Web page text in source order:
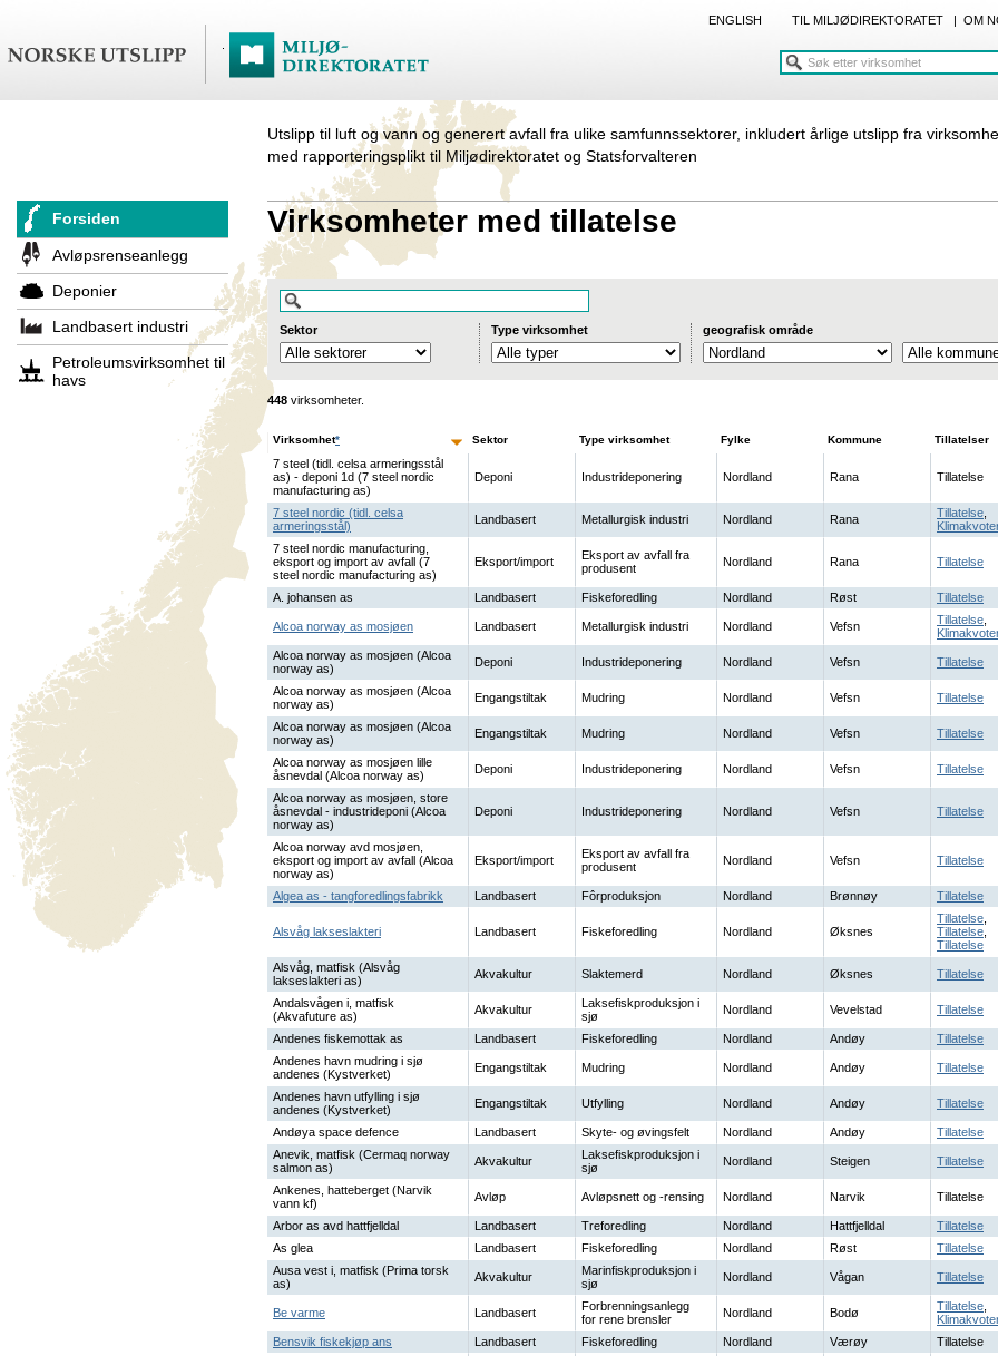
ENGLISH TIL MILJØDIREKTORATET | OM
Utslipp til luft og vann og generert avfall fra ulike samfunnssektorer, inkludert årlige utslipp fra
med rapporteringsplikt til Miljødirektoratet og Statsforvalteren
Forsiden
Avløpsrenseanlegg
Deponier
Landbasert industri
Petroleumsvirksomhet til
havs
Virksomheter med tillatelse
Sektor Type virksomhet geografisk område
448 virksomheter.
Virksomhet* Sektor Type virksomhet Fylke Kommune Tillatelser
7 steel (tidl. celsa armeringsstål
as) - deponi 1d (7 steel nordic
manufacturing as)
Deponi Industrideponering Nordland Rana Tillatelse
7 steel nordic (tidl. celsa
armeringsstål)
Landbasert Metallurgisk industri Nordland Rana Tillatelse
7 steel nordic manufacturing,
eksport og import av avfall (7
steel nordic manufacturing as)
Eksport/import
Eksport av avfall fra
produsent
Nordland Rana Tillatelse
A. johansen as Landbasert Fiskeforedling Nordland Røst Tillatelse
Alcoa norway as mosjøen Landbasert Metallurgisk industri Nordland Vefsn Tillatelse
Alcoa norway as mosjøen (Alcoa
norway as)
Deponi Industrideponering Nordland Vefsn Tillatelse
Alcoa norway as mosjøen (Alcoa
norway as)
Engangstiltak Mudring Nordland Vefsn Tillatelse
Alcoa norway as mosjøen (Alcoa
norway as)
Engangstiltak Mudring Nordland Vefsn Tillatelse
Alcoa norway as mosjøen lille
åsnevdal (Alcoa norway as)
Deponi Industrideponering Nordland Vefsn Tillatelse
Alcoa norway as mosjøen, store
åsnevdal - industrideponi (Alcoa
norway as)
Deponi Industrideponering Nordland Vefsn Tillatelse
Alcoa norway avd mosjøen,
eksport og import av avfall (Alcoa
norway as)
Eksport/import
Eksport av avfall fra
produsent
Nordland Vefsn Tillatelse
Algea as - tangforedlingsfabrikk Landbasert Fôrproduksjon Nordland Brønnøy Tillatelse
Alsvåg lakseslakteri Landbasert Fiskeforedling Nordland Øksnes
Tillatelse
Tillatelse
Tillatelse
Alsvåg, matfisk (Alsvåg
lakseslakteri as)
Akvakultur Slaktemerd Nordland Øksnes Tillatelse
Andalsvågen i, matfisk
(Akvafuture as)
Akvakultur
Laksefiskproduksjon i
sjø
Nordland Vevelstad Tillatelse
Andenes fiskemottak as Landbasert Fiskeforedling Nordland Andøy
Tillatelse
Andenes havn mudring i sjø
andenes (Kystverket)
Engangstiltak Mudring Nordland Andøy Tillatelse
Andenes havn utfylling i sjø
andenes (Kystverket)
Engangstiltak Utfylling Nordland Andøy Tillatelse
Andøya space defence Landbasert Skyte- og øvingsfelt Nordland Andøy
Tillatelse
Anevik, matfisk (Cermaq norway
salmon as)
Akvakultur
Laksefiskproduksjon i
sjø
Nordland Steigen Tillatelse
Ankenes, hatteberget (Narvik
vann kf)
Avløp Avløpsnett og -rensing Nordland Narvik Tillatelse
Arbor as avd hattfjelldal Landbasert Treforedling Nordland Hattfjelldal
Tillatelse
As glea
Landbasert Fiskeforedling Nordland Røst
Tillatelse
Ausa vest i, matfisk (Prima torsk
as)
Akvakultur
Marinfiskproduksjon i
sjø
Nordland Vågan Tillatelse
Be varme Landbasert
Forbrenningsanlegg
for rene brensler
Nordland Bodø Tillatelse
Bensvik fiskekjøp ans
Landbasert Fiskeforedling Nordland Værøy
Tillatelse